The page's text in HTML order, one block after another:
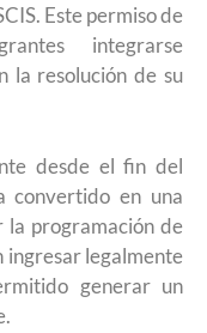
Este permiso de
integrarse
la resolución de su
desde el fin del
convertido en una
la programación de
ingresar legalmente
generar un